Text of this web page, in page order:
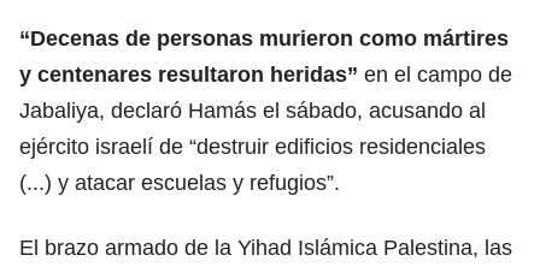
“Decenas de personas murieron como mártires
y centenares resultaron heridas” en el campo de
Jabaliya, declaró Hamás el sábado, acusando al
ejército israelí de “destruir edificios residenciales
(...) y atacar escuelas y refugios”.
El brazo armado de la Yihad Islámica Palestina, las